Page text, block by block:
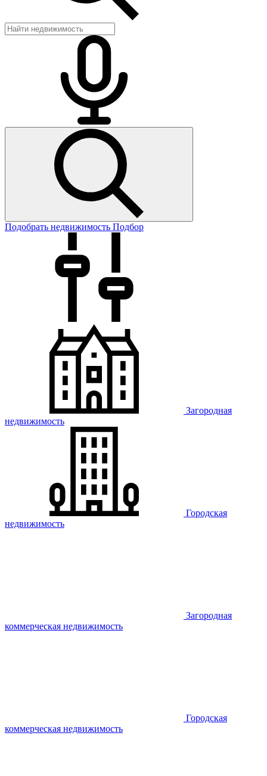
Подобрать недвижимость Подбор
Загородная
недвижимость
Городская
недвижимость
Загородная
коммерческая недвижимость
Городская
коммерческая недвижимость